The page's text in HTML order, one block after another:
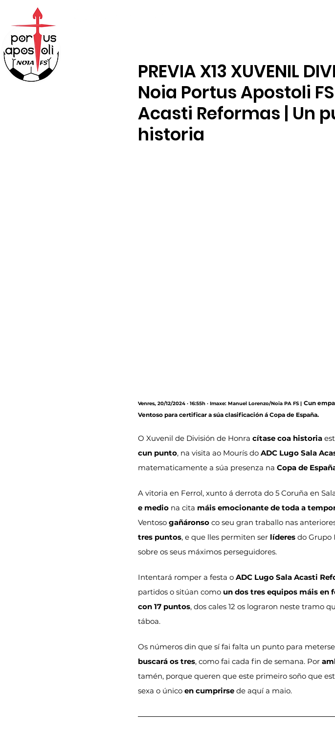
PREVIA X13 XUVENIL
Noia Portus Apostoli
Acasti Reformas | Un
historia
Venres, 20/12/2024 · 16:55h · Imaxe: Manuel Lorenzo/Noia PA FS | Cun
Ventoso para certificar a súa clasificación á Copa de España.
O Xuvenil de División de Honra cítase coa historia
cun punto, na visita ao Mourís do ADC Lugo Sala
matematicamente a súa presenza na Copa de
A vitoria en Ferrol, xunto á derrota do 5 Coruña en
e medio na cita máis emocionante de toda a
Ventoso gañáronso co seu gran traballo nas
tres puntos, e que lles permiten ser líderes do Grupo
sobre os seus máximos perseguidores.
Intentará romper a festa o ADC Lugo Sala Acasti
partidos o sitúan como un dos tres equipos máis en
con 17 puntos, dos cales 12 os lograron neste tramo
táboa.
Os números din que sí fai falta un punto para
buscará os tres, como fai cada fin de semana. Por
tamén, porque queren que este primeiro soño que
sexa o único en cumprirse de aquí a maio.